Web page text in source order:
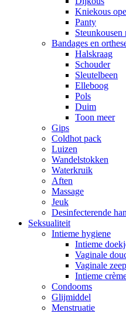
Kniekous
Panty
Steunkousen
Bandages en
Halskraag
Schouder
Sleutelbeen
Elleboog
Pols
Duim
Toon meer
Gips
Coldhot pack
Luizen
Wandelstokken
Waterkruik
Aften
Massage
Jeuk
Desinfecterende
Seksualiteit
Intieme hygiene
Intieme
Vaginale
Vaginale zeep
Intieme
Condooms
Glijmiddel
Menstruatie